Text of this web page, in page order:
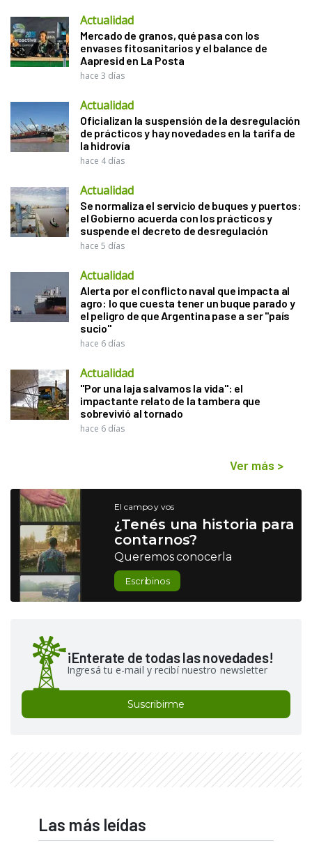
Actualidad
Mercado de granos, qué pasa con los
envases fitosanitarios y el balance de
Aapresid en La Posta
hace 3 días
Actualidad
Oficializan la suspensión de la desregulación
de prácticos y hay novedades en la tarifa de
la hidrovía
hace 4 días
Actualidad
Se normaliza el servicio de buques y puertos:
el Gobierno acuerda con los prácticos y
suspende el decreto de desregulación
hace 5 días
Actualidad
Alerta por el conflicto naval que impacta al
agro: lo que cuesta tener un buque parado y
el peligro de que Argentina pase a ser "país
sucio"
hace 6 días
Actualidad
"Por una laja salvamos la vida": el
impactante relato de la tambera que
sobrevivió al tornado
hace 6 días
Ver más >
El campo y vos
¿Tenés una historia para
contarnos?
Queremos conocerla
Escribinos
¡Enterate de todas las novedades!
Ingresá tu e-mail y recibí nuestro newsletter
Suscribirme
Las más leídas